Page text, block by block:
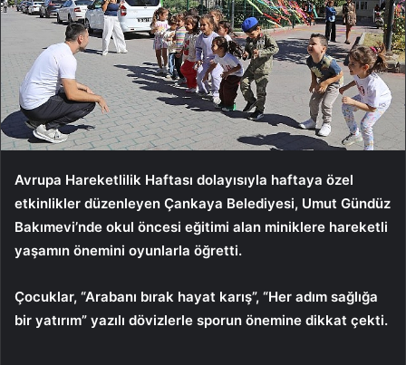
Avrupa Hareketlilik Haftası dolayısıyla haftaya özel
etkinlikler düzenleyen Çankaya Belediyesi, Umut Gündüz
Bakımevi’nde okul öncesi eğitimi alan miniklere hareketli
yaşamın önemini oyunlarla öğretti.
Çocuklar, “Arabanı bırak hayat karış”, “Her adım sağlığa
bir yatırım” yazılı dövizlerle sporun önemine dikkat çekti.